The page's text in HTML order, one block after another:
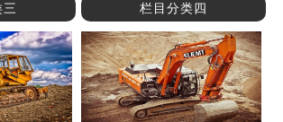
三 栏目分类四